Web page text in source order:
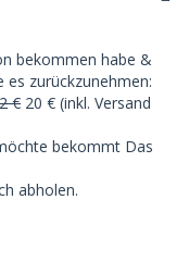
bekommen habe &
zurückzunehmen:
€ 20 € (inkl. Versand
bekommt Das
abholen.